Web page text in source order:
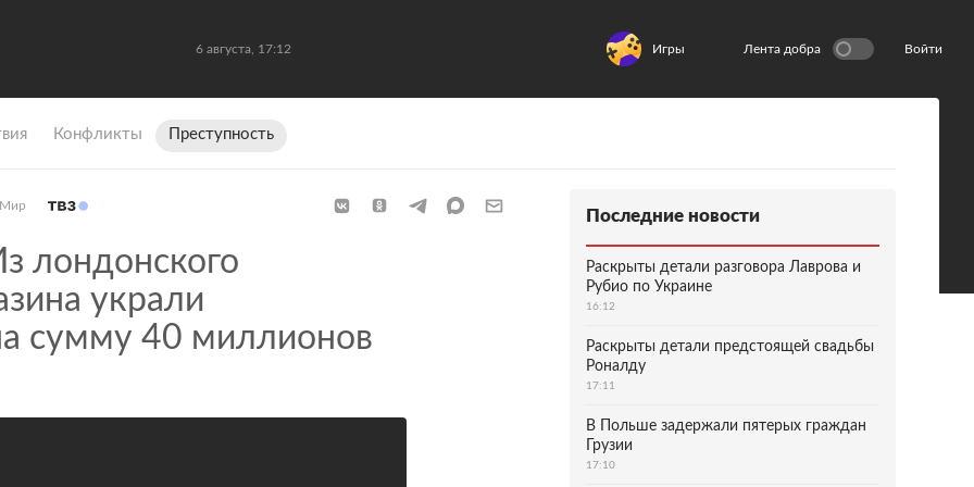
6 августа, 17:12 Игры Лента добра Войти
Конфликты Преступность
Мир
лондонского
украли
сумму 40 миллионов
Последние новости
Раскрыты детали разговора Лаврова и
Рубио по Украине
16:12
Раскрыты детали предстоящей свадьбы
Роналду
17:11
В Польше задержали пятерых граждан
Грузии
17:10